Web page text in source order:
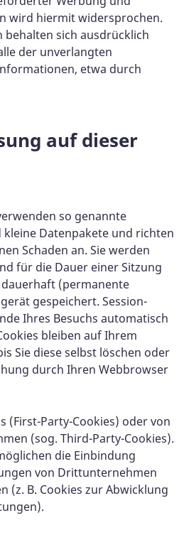
wird hiermit widersprochen.
behalten sich ausdrücklich
der unverlangten
etwa durch
auf dieser
so genannte
kleine Datenpakete und richten
Schaden an. Sie werden
für die Dauer einer Sitzung
(permanente
gespeichert. Session-
Ihres Besuchs automatisch
bleiben auf Ihrem
Sie diese selbst löschen oder
durch Ihren Webbrowser
(First-Party-Cookies) oder von
(sog. Third-Party-Cookies).
die Einbindung
von Drittunternehmen
(z. B. Cookies zur Abwicklung